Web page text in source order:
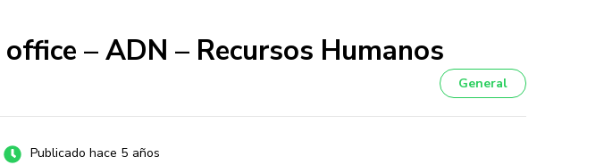
– ADN – Recursos Humanos
General
Publicado hace 5 años